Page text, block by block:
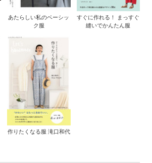
あたらしい私のベーシッ
ク服
すぐに作れる！ まっすぐ
縫いでかんたん服
作りたくなる服 滝口和代